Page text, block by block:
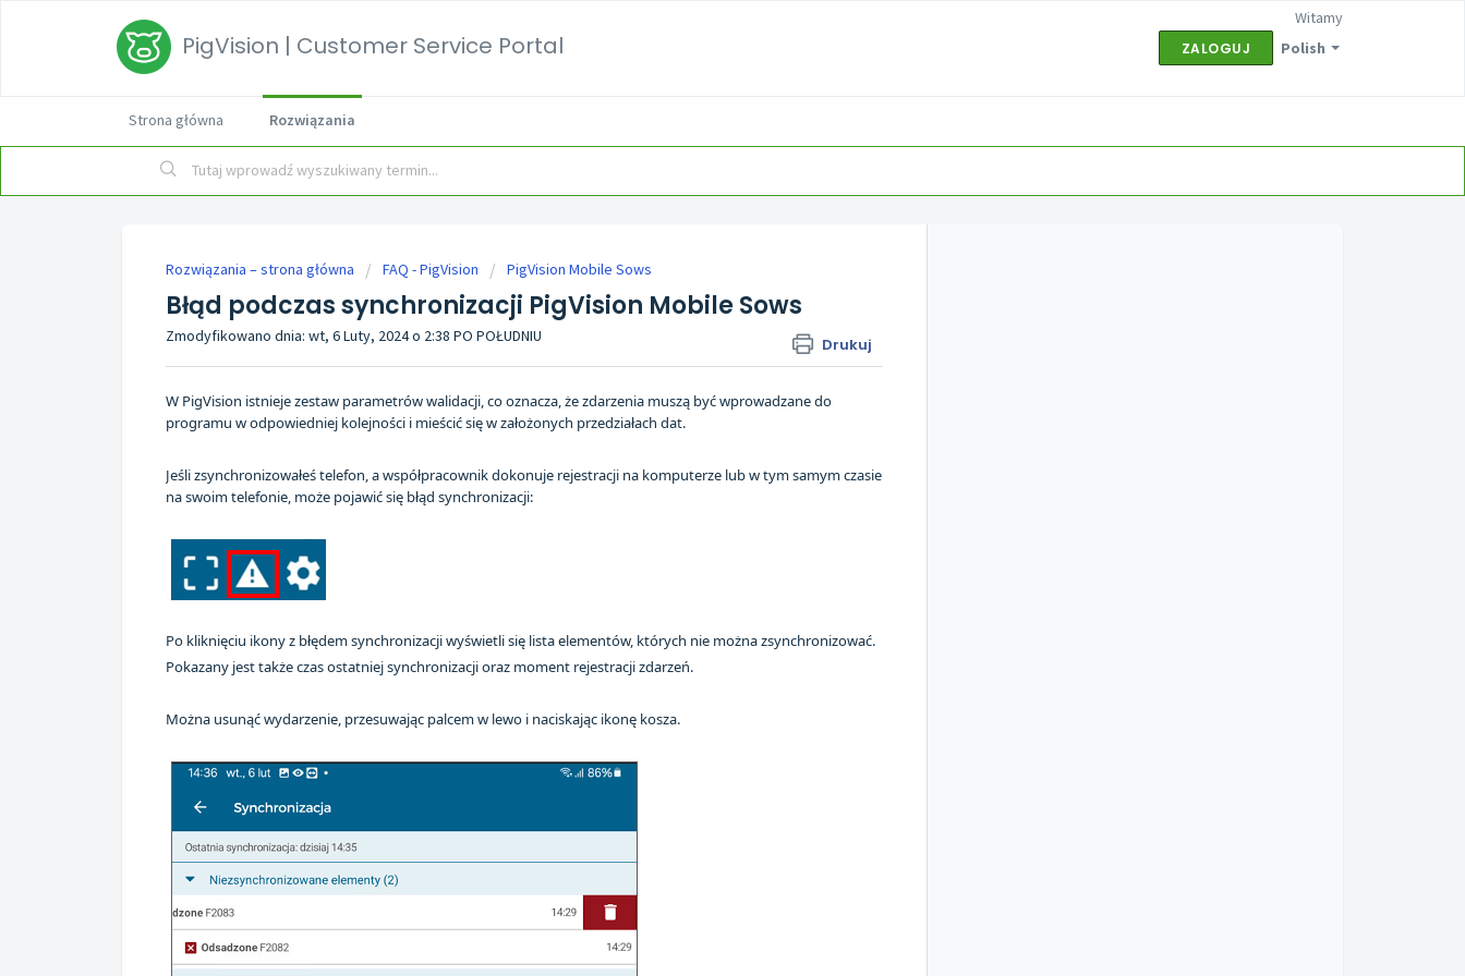
PigVision | Customer Service Portal Polish
Witamy
ZALOGUJ
Strona główna Rozwiązania
Rozwiązania – strona główna FAQ - PigVision PigVision Mobile Sows
Błąd podczas synchronizacji PigVision Mobile Sows
Drukuj
Zmodyfikowano dnia: wt, 6 Luty, 2024 o 2:38 PO POŁUDNIU
W PigVision istnieje zestaw parametrów walidacji, co oznacza, że zdarzenia muszą być wprowadzane do
programu w odpowiedniej kolejności i mieścić się w założonych przedziałach dat.
Jeśli zsynchronizowałeś telefon, a współpracownik dokonuje rejestracji na komputerze lub w tym samym czasie
na swoim telefonie, może pojawić się błąd synchronizacji:
Po kliknięciu ikony z błędem synchronizacji wyświetli się lista elementów, których nie można zsynchronizować.
Pokazany jest także czas ostatniej synchronizacji oraz moment rejestracji zdarzeń.
Można usunąć wydarzenie, przesuwając palcem w lewo i naciskając ikonę kosza.